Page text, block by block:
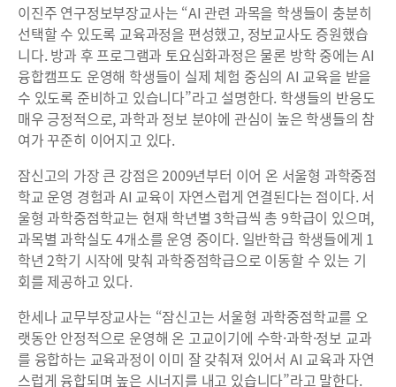
이진주 연구정보부장교사는 “AI 관련 과목을 학생들이 충분히
선택할 수 있도록 교육과정을 편성했고, 정보교사도 증원했습
니다. 방과 후 프로그램과 토요심화과정은 물론 방학 중에는 AI
융합캠프도 운영해 학생들이 실제 체험 중심의 AI 교육을 받을
수 있도록 준비하고 있습니다”라고 설명한다. 학생들의 반응도
매우 긍정적으로, 과학과 정보 분야에 관심이 높은 학생들의 참
여가 꾸준히 이어지고 있다.
잠신고의 가장 큰 강점은 2009년부터 이어 온 서울형 과학중점
학교 운영 경험과 AI 교육이 자연스럽게 연결된다는 점이다. 서
울형 과학중점학교는 현재 학년별 3학급씩 총 9학급이 있으며,
과목별 과학실도 4개소를 운영 중이다. 일반학급 학생들에게 1
학년 2학기 시작에 맞춰 과학중점학급으로 이동할 수 있는 기
회를 제공하고 있다.
한세나 교무부장교사는 “잠신고는 서울형 과학중점학교를 오
랫동안 안정적으로 운영해 온 고교이기에 수학·과학·정보 교과
를 융합하는 교육과정이 이미 잘 갖춰져 있어서 AI 교육과 자연
스럽게 융합되며 높은 시너지를 내고 있습니다”라고 말한다.